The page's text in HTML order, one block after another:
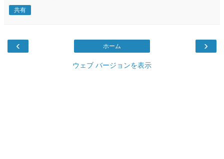
共有
‹ ›
ホーム
ウェブ バージョンを表示